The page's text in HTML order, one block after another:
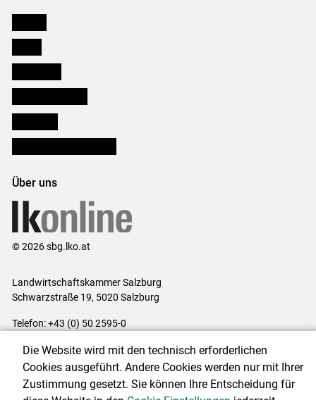
Über uns
© 2026 sbg.lko.at
Landwirtschaftskammer Salzburg
Schwarzstraße 19, 5020 Salzburg
Telefon: +43 (0) 50 2595-0
Impressum|Kontakt|Datenschutzerklärung|Barrierefreiheit|
Cookie-Einstellungen
Die Website wird mit den technisch erforderlichen
Cookies ausgeführt. Andere Cookies werden nur mit Ihrer
Zustimmung gesetzt. Sie können Ihre Entscheidung für